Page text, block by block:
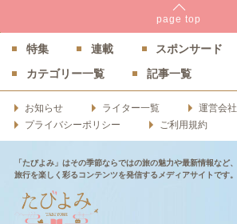
page top
特集 連載
スポンサード
カテゴリー一覧
記事一覧
お知らせ ライター一覧
運営会社
プライバシーポリシー
ご利用規約
「たびよみ」はその季節ならではの旅の魅力や最新情報など、
旅行を楽しく彩るコンテンツを発信するメディアサイトです。